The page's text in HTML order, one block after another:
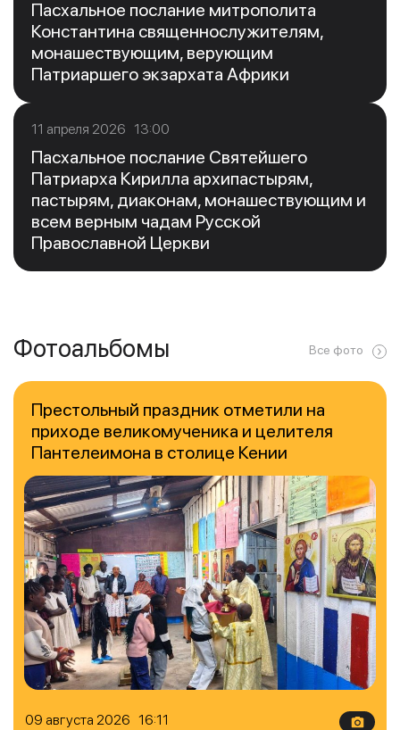
Пасхальное послание митрополита
Константина священнослужителям,
монашествующим, верующим
Патриаршего экзархата Африки
11 апреля 2026 13:00
Пасхальное послание Святейшего
Патриарха Кирилла архипастырям,
пастырям, диаконам, монашествующим и
всем верным чадам Русской
Православной Церкви
Фотоальбомы Все фото
09 августа 2026 16:11
Престольный праздник отметили на
приходе великомученика и целителя
Пантелеимона в столице Кении